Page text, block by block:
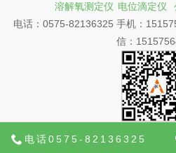
溶解氧测定仪 电位滴定仪
电话：0575-82136325 手机：
信：
电话0575-82136325